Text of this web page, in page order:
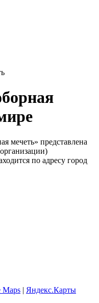
мечеть» представлена
по адресу город
Maps | Яндекс.Карты